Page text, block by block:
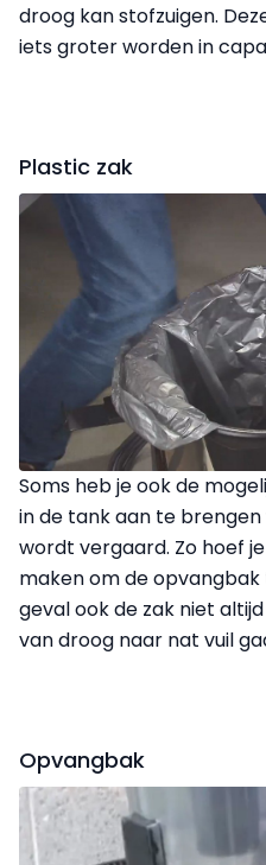
droog kan stofzuigen.
iets groter worden in
Plastic zak
Soms heb je ook de
in de tank aan te
wordt vergaard. Zo hoef
maken om de
geval ook de zak niet
van droog naar nat vuil
Opvangbak